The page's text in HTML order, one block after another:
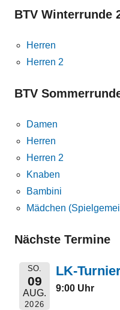
BTV Winterrunde
Herren
Herren 2
BTV
Damen
Herren
Herren 2
Knaben
Bambini
Mädchen
Nächste Termine
SO.
09
AUG.
2026
LK-
9:00 Uhr